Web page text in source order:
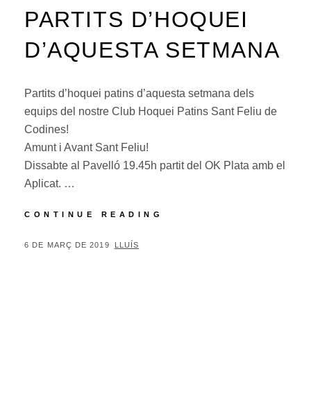
PARTITS D’HOQUEI
D’AQUESTA SETMANA
Partits d’hoquei patins d’aquesta setmana dels
equips del nostre Club Hoquei Patins Sant Feliu de
Codines!
Amunt i Avant Sant Feliu!
Dissabte al Pavelló 19.45h partit del OK Plata amb el
Aplicat. …
CONTINUE READING
POSTED
6 DE MARÇ DE 2019 BY
LLUÍS